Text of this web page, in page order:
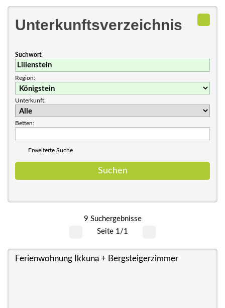
Unterkunftsverzeichnis
Suchwort:
Region:
Unterkunft:
Betten:
Erweiterte Suche
9 Suchergebnisse
Seite 1/1
Ferienwohnung Ikkuna + Bergsteigerzimmer